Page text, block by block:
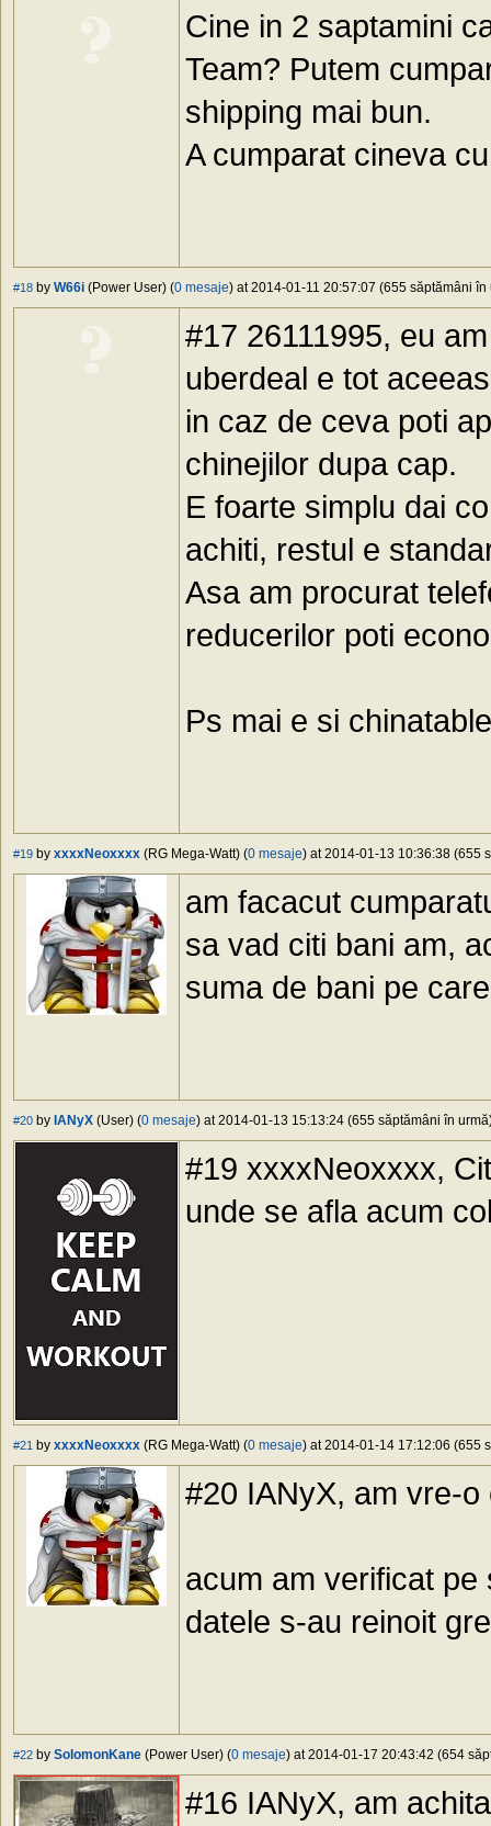
Cine in 2 saptamini
Team? Putem
shipping mai bun.
A cumparat cineva
#18 by W66i (Power User) (0 mesaje) at 2014-01-11 20:57:07 (655 săptămâni în
#17 26111995, eu
uberdeal e tot
in caz de ceva poti
chinejilor dupa cap.
E foarte simplu dai
achiti, restul e
Asa am procurat
reducerilor poti
Ps mai e si
#19 by xxxxNeoxxxx (RG Mega-Watt) (0 mesaje) at 2014-01-13 10:36:38 (655
am facacut
sa vad citi bani am,
suma de bani pe
#20 by IANyX (User) (0 mesaje) at 2014-01-13 15:13:24 (655 săptămâni în
#19 xxxxNeoxxxx,
unde se afla acum
#21 by xxxxNeoxxxx (RG Mega-Watt) (0 mesaje) at 2014-01-14 17:12:06 (655
#20 IANyX, am vre-
acum am verificat
datele s-au reinoit
#22 by SolomonKane (Power User) (0 mesaje) at 2014-01-17 20:43:42 (654
#16 IANyX, am